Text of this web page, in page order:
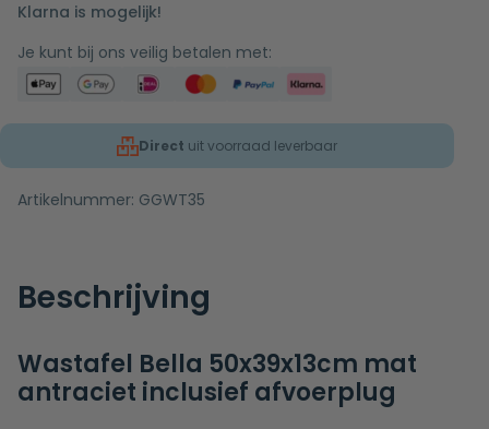
Klarna is mogelijk!
Je kunt bij ons veilig betalen met:
Direct uit voorraad leverbaar
Artikelnummer: GGWT35
Beschrijving
Wastafel Bella 50x39x13cm mat
antraciet inclusief afvoerplug